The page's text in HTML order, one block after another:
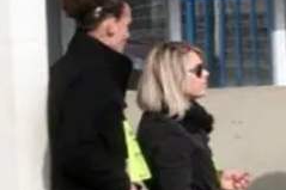
Twitter